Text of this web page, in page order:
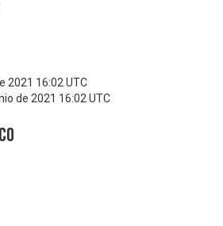
2021 16:02 UTC
de 2021 16:02 UTC